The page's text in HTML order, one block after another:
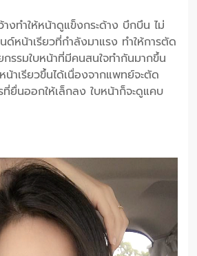
งทำให้หน้าดูแข็งกระด้าง บึกบึน ไม่
หน้าเรียวที่กำลังมาแรง ทำให้การตัด
รรมใบหน้าที่มีคนสนใจทำกันมากขึ้น
น้าเรียวขึ้นได้เนื่องจากแพทย์จะตัด
ที่ยื่นออกให้เล็กลง ใบหน้าก็จะดูแคบ